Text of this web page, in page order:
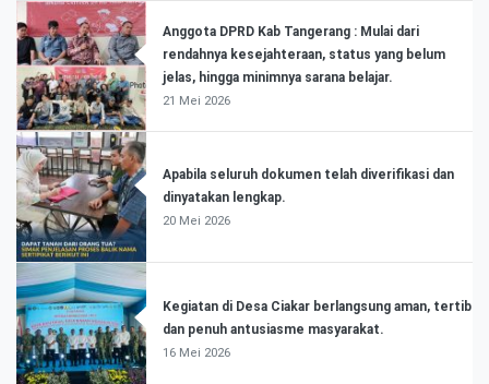
Anggota DPRD Kab Tangerang : Mulai dari
rendahnya kesejahteraan, status yang belum
jelas, hingga minimnya sarana belajar.
21 Mei 2026
Apabila seluruh dokumen telah diverifikasi dan
dinyatakan lengkap.
20 Mei 2026
Kegiatan di Desa Ciakar berlangsung aman, tertib
dan penuh antusiasme masyarakat.
16 Mei 2026